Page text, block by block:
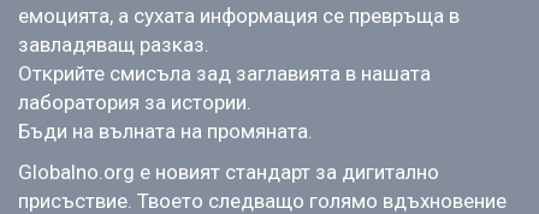
емоцията, а сухата информация се превръща в
завладяващ разказ.
Открийте смисъла зад заглавията в нашата
лаборатория за истории.
Бъди на вълната на промяната.
Globalno.org е новият стандарт за дигитално
присъствие. Твоето следващо голямо вдъхновение